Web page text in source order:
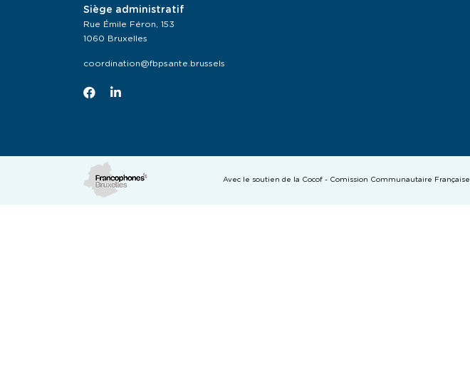
Siège administratif
Rue Émile Féron, 153
1060 Bruxelles
coordination@fbpsante.brussels
Avec le soutien de la Cocof - Comission Communautaire Française